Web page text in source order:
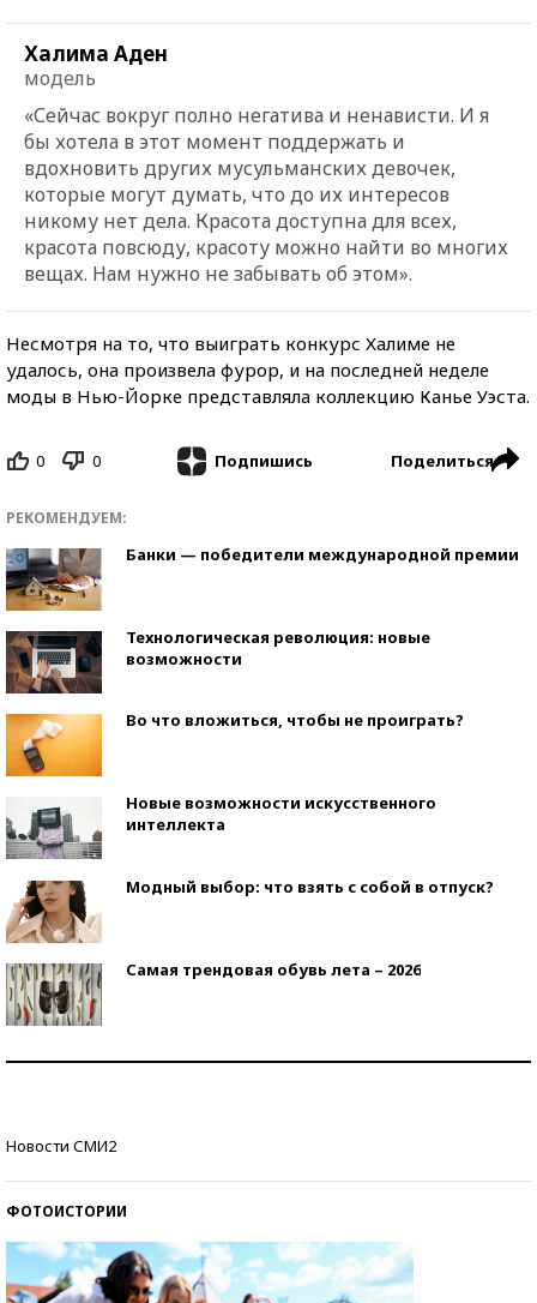
Халима Аден
модель
«Сейчас вокруг полно негатива и ненависти. И я
бы хотела в этот момент поддержать и
вдохновить других мусульманских девочек,
которые могут думать, что до их интересов
никому нет дела. Красота доступна для всех,
красота повсюду, красоту можно найти во многих
вещах. Нам нужно не забывать об этом».
Несмотря на то, что выиграть конкурс Халиме не
удалось, она произвела фурор, и на последней неделе
моды в Нью-Йорке представляла коллекцию Канье Уэста.
0 0 Подпишись Поделиться
РЕКОМЕНДУЕМ:
Банки — победители международной премии
Технологическая революция: новые
возможности
Во что вложиться, чтобы не проиграть?
Новые возможности искусственного
интеллекта
Модный выбор: что взять с собой в отпуск?
Самая трендовая обувь лета – 2026
Новости СМИ2
ФОТОИСТОРИИ